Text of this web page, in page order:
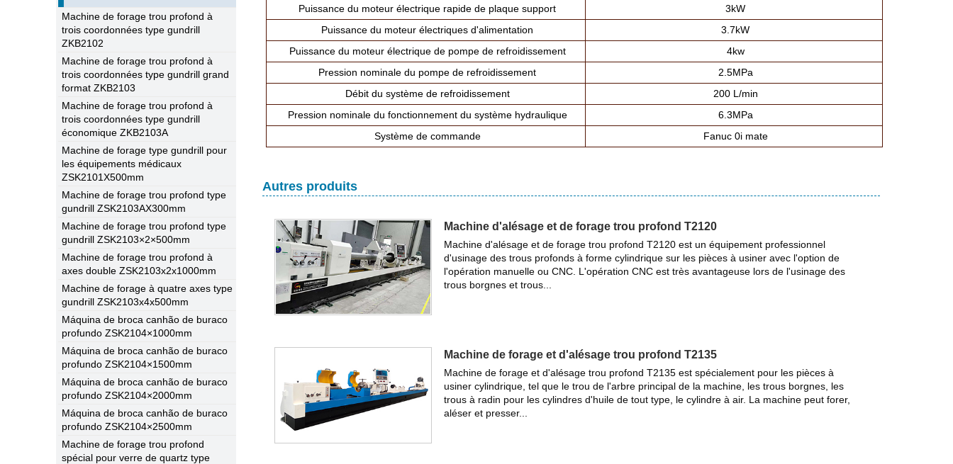
Machine de forage trou profond à
trois coordonnées type gundrill
ZKB2102
Machine de forage trou profond à
trois coordonnées type gundrill grand
format ZKB2103
Machine de forage trou profond à
trois coordonnées type gundrill
économique ZKB2103A
Machine de forage type gundrill pour
les équipements médicaux
ZSK2101X500mm
Machine de forage trou profond type
gundrill ZSK2103AX300mm
Machine de forage trou profond type
gundrill ZSK2103×2×500mm
Machine de forage trou profond à
axes double ZSK2103x2x1000mm
Machine de forage à quatre axes type
gundrill ZSK2103x4x500mm
Máquina de broca canhão de buraco
profundo ZSK2104×1000mm
Máquina de broca canhão de buraco
profundo ZSK2104×1500mm
Máquina de broca canhão de buraco
profundo ZSK2104×2000mm
Máquina de broca canhão de buraco
profundo ZSK2104×2500mm
Machine de forage trou profond
spécial pour verre de quartz type
Puissance du moteur électrique rapide de plaque support
3kW
Puissance du moteur électriques d'alimentation
3.7kW
Puissance du moteur électrique de pompe de refroidissement
4kw
Pression nominale du pompe de refroidissement
2.5MPa
Débit du système de refroidissement
200 L/min
Pression nominale du fonctionnement du système hydraulique
6.3MPa
Système de commande
Fanuc 0i mate
Autres produits
Machine d'alésage et de forage trou profond T2120
Machine d'alésage et de forage trou profond T2120 est un équipement professionnel
d'usinage des trous profonds à forme cylindrique sur les pièces à usiner avec l'option de
l'opération manuelle ou CNC. L'opération CNC est très avantageuse lors de l'usinage des
trous borgnes et trous...
Machine de forage et d'alésage trou profond T2135
Machine de forage et d'alésage trou profond T2135 est spécialement pour les pièces à
usiner cylindrique, tel que le trou de l'arbre principal de la machine, les trous borgnes, les
trous à radin pour les cylindres d'huile de tout type, le cylindre à air. La machine peut forer,
aléser et presser...